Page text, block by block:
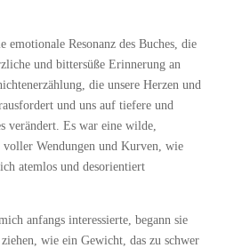
emotionale Resonanz des Buches, die
und bittersüße Erinnerung an
die unsere Herzen und
und uns auf tiefere und
verändert. Es war eine wilde,
voller Wendungen und Kurven, wie
atemlos und desorientiert
anfangs interessierte, begann sie
wie ein Gewicht, das zu schwer